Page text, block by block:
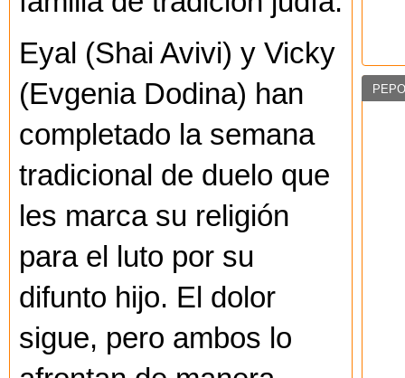
Eyal (Shai Avivi) y Vicky
(Evgenia Dodina) han
completado la semana
tradicional de duelo que
les marca su religión
para el luto por su
difunto hijo. El dolor
sigue, pero ambos lo